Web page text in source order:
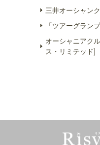
三井オーシャン
「ツアーグラ
オーシャニアク
ス・リミテッド]